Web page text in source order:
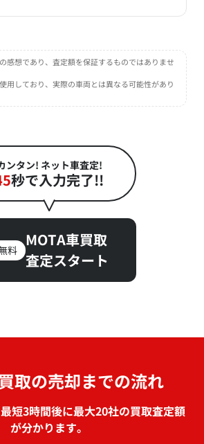
感想であり、査定額を保証するものではありませ
用しており、実際の車両とは異なる可能性があり
ンタン! ネット車査定!
秒で入力完了!!
料
MOTA車買取
査定スタート
取の売却までの流れ
短3時間後に最大20社の買取査定額
が分かります。